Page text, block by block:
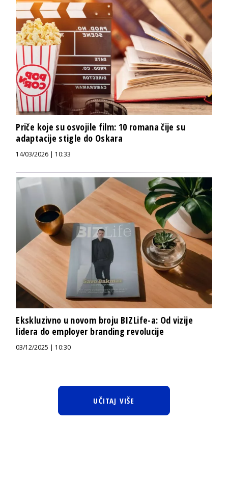
Priče koje su osvojile film: 10 romana čije su
adaptacije stigle do Oskara
14/03/2026 | 10:33
Ekskluzivno u novom broju BIZLife-a: Od vizije
lidera do employer branding revolucije
03/12/2025 | 10:30
UČITAJ VIŠE